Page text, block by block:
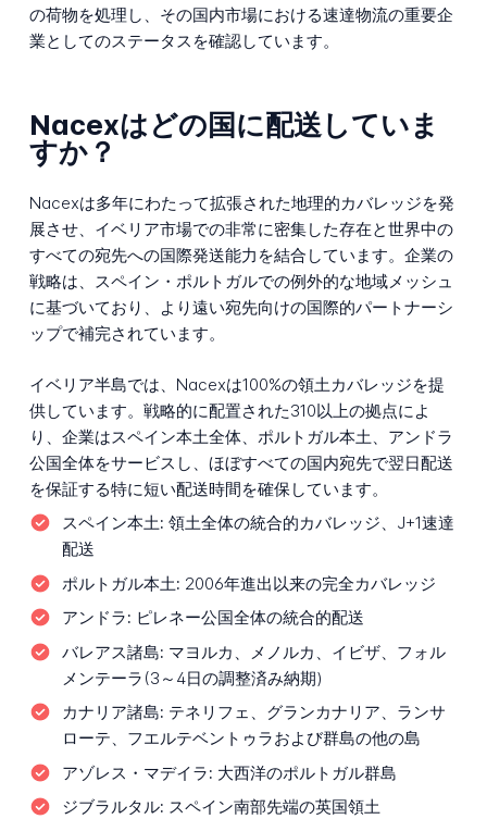
の荷物を処理し、その国内市場における速達物流の重要企
業としてのステータスを確認しています。
Nacexはどの国に配送していま
すか？
Nacexは多年にわたって拡張された地理的カバレッジを発
展させ、イベリア市場での非常に密集した存在と世界中の
すべての宛先への国際発送能力を結合しています。企業の
戦略は、スペイン・ポルトガルでの例外的な地域メッシュ
に基づいており、より遠い宛先向けの国際的パートナーシ
ップで補完されています。
イベリア半島では、Nacexは100%の領土カバレッジを提
供しています。戦略的に配置された310以上の拠点によ
り、企業はスペイン本土全体、ポルトガル本土、アンドラ
公国全体をサービスし、ほぼすべての国内宛先で翌日配送
を保証する特に短い配送時間を確保しています。
スペイン本土: 領土全体の統合的カバレッジ、J+1速達
配送
ポルトガル本土: 2006年進出以来の完全カバレッジ
アンドラ: ピレネー公国全体の統合的配送
バレアス諸島: マヨルカ、メノルカ、イビザ、フォル
メンテーラ(3～4日の調整済み納期)
カナリア諸島: テネリフェ、グランカナリア、ランサ
ローテ、フエルテベントゥラおよび群島の他の島
アゾレス・マデイラ: 大西洋のポルトガル群島
ジブラルタル: スペイン南部先端の英国領土